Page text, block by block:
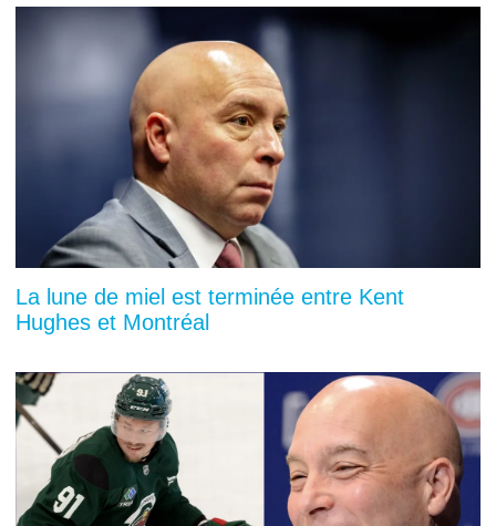
La lune de miel est terminée entre Kent
Hughes et Montréal